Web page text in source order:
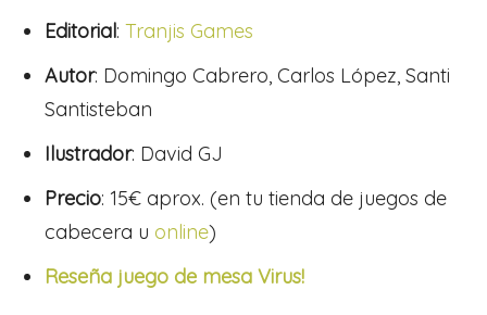
Editorial: Tranjis Games
Autor: Domingo Cabrero, Carlos López, Santi
Santisteban
Ilustrador: David GJ
Precio: 15€ aprox. (en tu tienda de juegos de
cabecera u online)
Reseña juego de mesa Virus!